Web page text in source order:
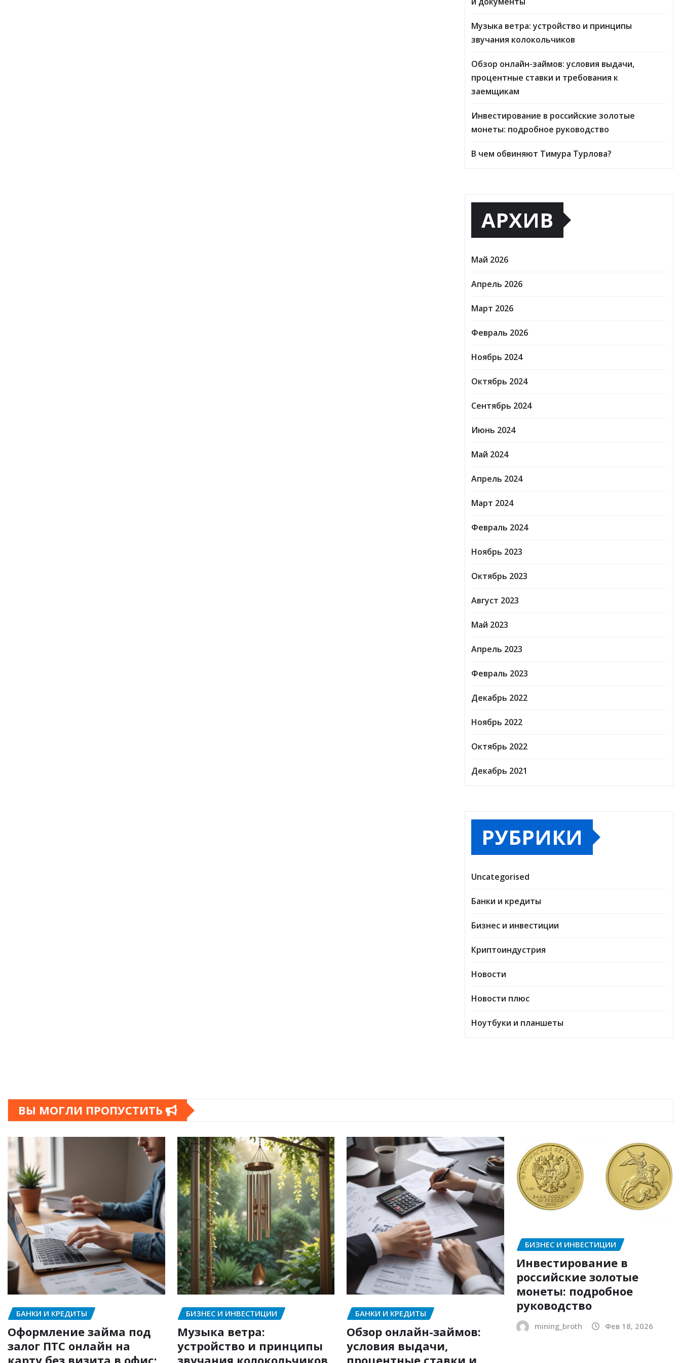
Музыка ветра: устройство и принципы
звучания колокольчиков
Обзор онлайн-займов: условия выдачи,
процентные ставки и требования к
заемщикам
Инвестирование в российские золотые
монеты: подробное руководство
В чем обвиняют Тимура Турлова?
АРХИВ
Май 2026
Апрель 2026
Март 2026
Февраль 2026
Ноябрь 2024
Октябрь 2024
Сентябрь 2024
Июнь 2024
Май 2024
Апрель 2024
Март 2024
Февраль 2024
Ноябрь 2023
Октябрь 2023
Август 2023
Май 2023
Апрель 2023
Февраль 2023
Декабрь 2022
Ноябрь 2022
Октябрь 2022
Декабрь 2021
РУБРИКИ
Uncategorised
Банки и кредиты
Бизнес и инвестиции
Криптоиндустрия
Новости
Новости плюс
Ноутбуки и планшеты
ВЫ МОГЛИ ПРОПУСТИТЬ
БАНКИ И КРЕДИТЫ
Оформление займа под
залог ПТС онлайн на
БИЗНЕС И ИНВЕСТИЦИИ
Музыка ветра:
устройство и принципы
БАНКИ И КРЕДИТЫ
Обзор онлайн-займов:
условия выдачи,
БИЗНЕС И ИНВЕСТИЦИИ
Инвестирование в
российские золотые
монеты: подробное
руководство
mining_broth Фев 18, 2026